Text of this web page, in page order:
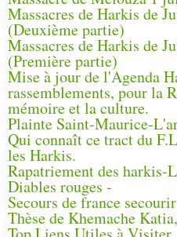
Massacres de Harkis de
(Deuxième partie)
Massacres de Harkis de
(Première partie)
Mise à jour de l'Agenda
rassemblements, pour la
mémoire et la culture.
Plainte Saint-Maurice-
Qui connaît ce tract du
les Harkis.
Rapatriement des harkis-
Diables rouges -
Secours de france
Thèse de Khemache